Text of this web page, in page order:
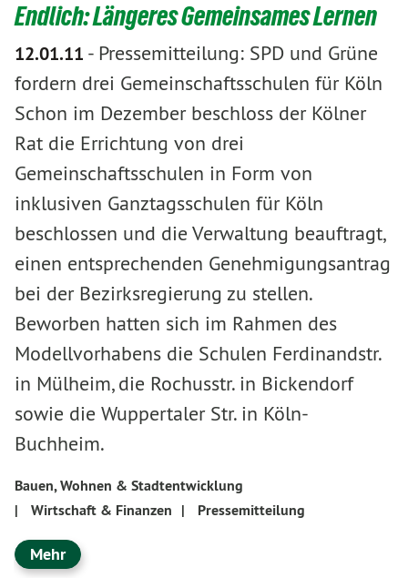
Endlich: Längeres Gemeinsames Lernen
12.01.11 - Pressemitteilung: SPD und Grüne
fordern drei Gemeinschaftsschulen für Köln
Schon im Dezember beschloss der Kölner
Rat die Errichtung von drei
Gemeinschaftsschulen in Form von
inklusiven Ganztagsschulen für Köln
beschlossen und die Verwaltung beauftragt,
einen entsprechenden Genehmigungsantrag
bei der Bezirksregierung zu stellen.
Beworben hatten sich im Rahmen des
Modellvorhabens die Schulen Ferdinandstr.
in Mülheim, die Rochusstr. in Bickendorf
sowie die Wuppertaler Str. in Köln-
Buchheim.
Bauen, Wohnen & Stadtentwicklung
|
Wirtschaft & Finanzen | Pressemitteilung
Mehr